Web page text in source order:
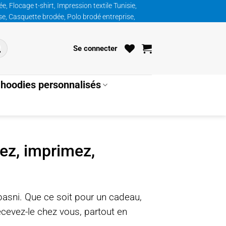
Flocage t-shirt, Impression textile Tunisie,
Casquette brodée, Polo brodé entreprise,
Se connecter
personnalisés
imprimez,
Que ce soit pour un cadeau,
le chez vous, partout en